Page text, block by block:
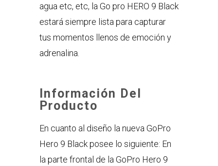
agua etc, etc, la Go pro HERO 9 Black
estará siempre lista para capturar
tus momentos llenos de emoción y
adrenalina.
Información Del
Producto
En cuanto al diseño la nueva GoPro
Hero 9 Black posee lo siguiente: En
la parte frontal de la GoPro Hero 9